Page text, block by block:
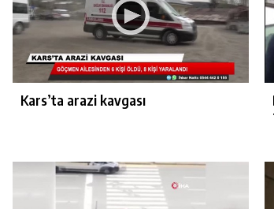
Kars’ta arazi kavgası